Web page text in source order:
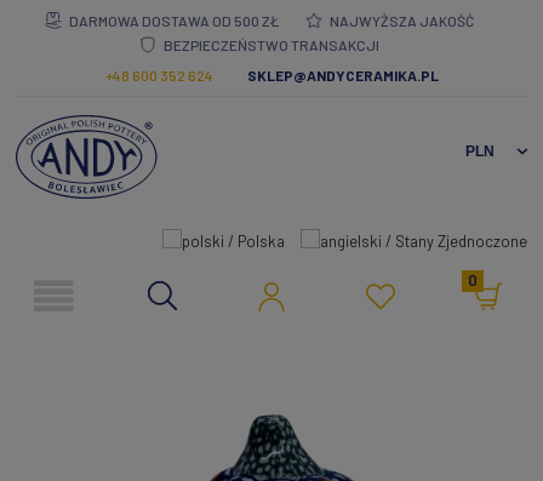
DARMOWA DOSTAWA OD 500 ZŁ
NAJWYŻSZA JAKOŚĆ
BEZPIECZEŃSTWO TRANSAKCJI
+48 600 352 624
SKLEP@ANDYCERAMIKA.PL
0